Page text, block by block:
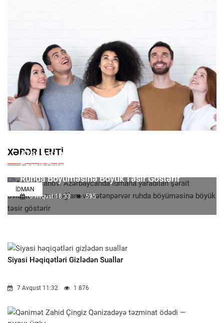
XƏBƏR LENTI
İDMAN
Azər Aslanov: Azərbaycanda Idmana Yaradılan
Şərait Övladlarımızın Sağlam Və Vətənpərvər
Ruhda Böyüməsinə Böyük Təsir Göstərir
8 Avqust 18:33 595
Siyasi Həqiqətləri Gizlədən Suallar
7 Avqust 11:32 1 876